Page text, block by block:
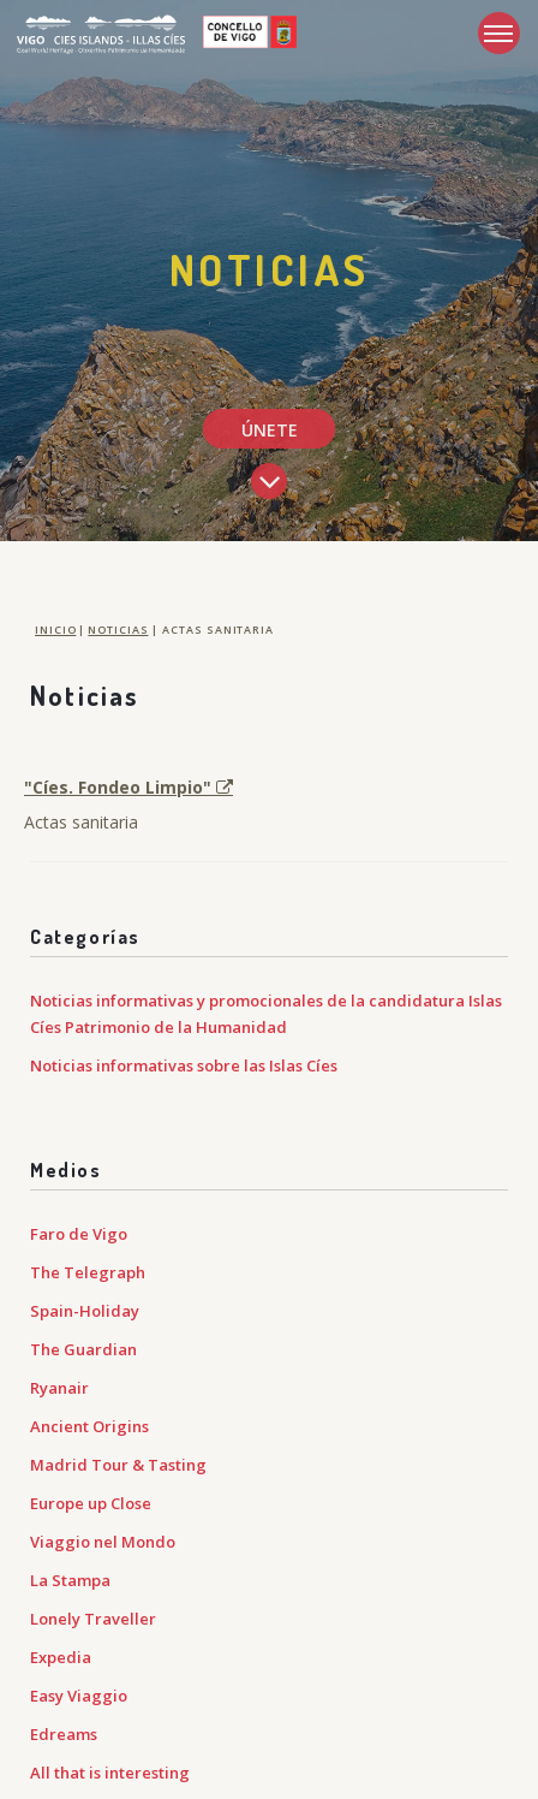
NOTICIAS
ÚNETE
INICIO | NOTICIAS | ACTAS SANITARIA
Noticias
"Cíes. Fondeo Limpio"
Actas sanitaria
Categorías
Noticias informativas y promocionales de la candidatura Islas
Cíes Patrimonio de la Humanidad
Noticias informativas sobre las Islas Cíes
Medios
Faro de Vigo
The Telegraph
Spain-Holiday
The Guardian
Ryanair
Ancient Origins
Madrid Tour & Tasting
Europe up Close
Viaggio nel Mondo
La Stampa
Lonely Traveller
Expedia
Easy Viaggio
Edreams
All that is interesting